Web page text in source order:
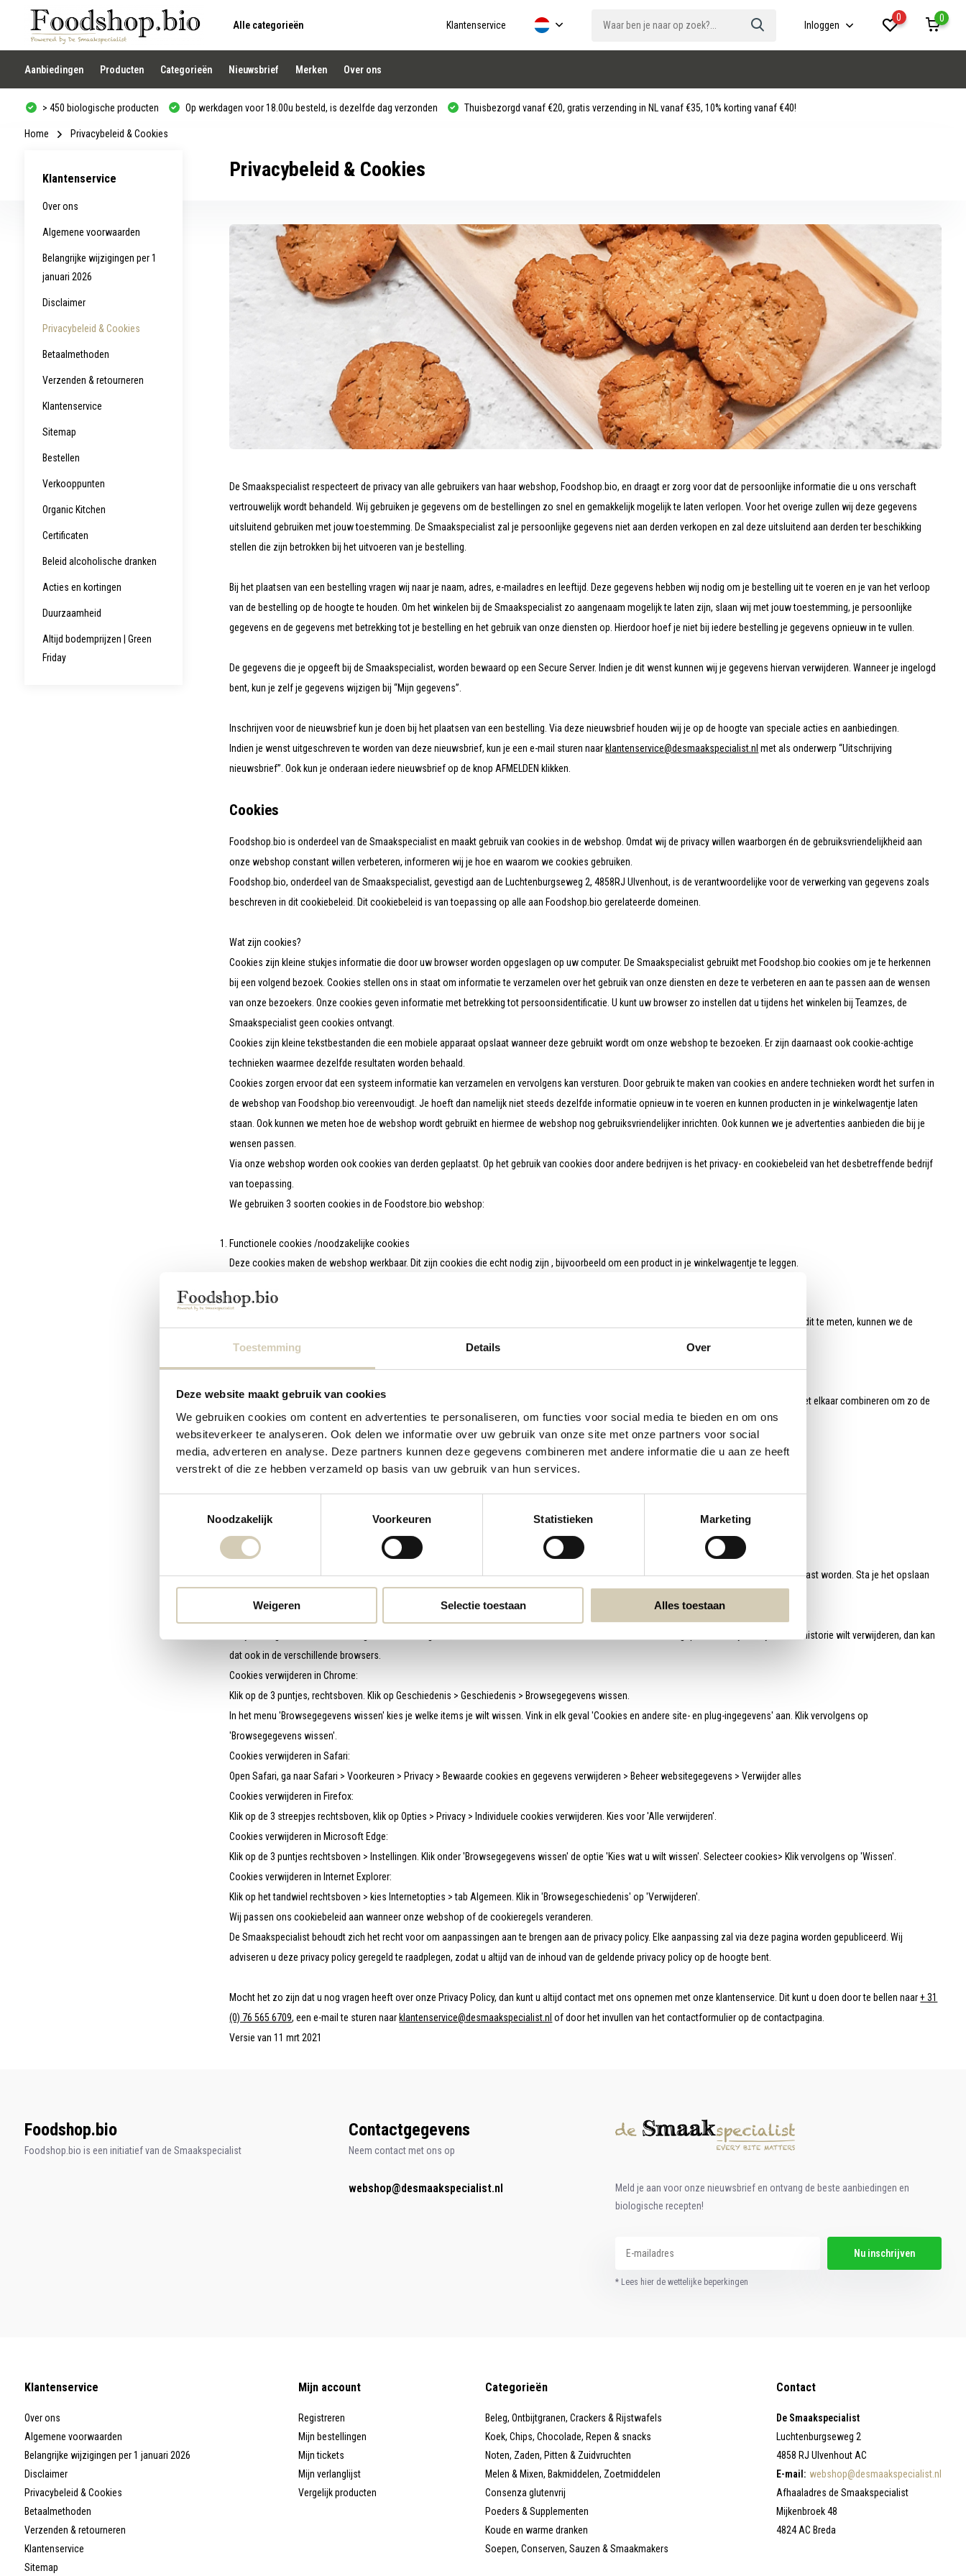
Toestemming Details Over
Deze website maakt gebruik van cookies
We gebruiken cookies om content en advertenties te personaliseren, om functies voor social media te bieden en om ons
websiteverkeer te analyseren. Ook delen we informatie over uw gebruik van onze site met onze partners voor social
media, adverteren en analyse. Deze partners kunnen deze gegevens combineren met andere informatie die u aan ze heeft
verstrekt of die ze hebben verzameld op basis van uw gebruik van hun services.
Noodzakelijk
Voorkeuren Statistieken Marketing
Weigeren Selectie toestaan Alles toestaan
Alle categorieën Klantenservice Inloggen
0
0
Gebruik
de
pijltjes
op
en
neer
een
resultaat
geselecteerde
gaan.
werkt,
swipetekens
Aanbiedingen Producten Categorieën Nieuwsbrief Merken Over ons
> 450 biologische producten Op werkdagen voor 18.00u besteld, is dezelfde dag verzonden Thuisbezorgd vanaf €20, gratis verzending in NL vanaf €35, 10% korting vanaf €40!
Home Privacybeleid & Cookies
Klantenservice
Over ons
Algemene voorwaarden
Belangrijke wijzigingen per 1
januari 2026
Disclaimer
Privacybeleid & Cookies
Betaalmethoden
Verzenden & retourneren
Klantenservice
Sitemap
Bestellen
Verkooppunten
Organic Kitchen
Certificaten
Beleid alcoholische dranken
Acties en kortingen
Duurzaamheid
Altijd bodemprijzen | Green
Friday
Privacybeleid & Cookies
De Smaakspecialist respecteert de privacy van alle gebruikers van haar webshop, Foodshop.bio, en draagt er zorg voor dat de persoonlijke informatie die u ons verschaft
vertrouwelijk wordt behandeld. Wij gebruiken je gegevens om de bestellingen zo snel en gemakkelijk mogelijk te laten verlopen. Voor het overige zullen wij deze gegevens
uitsluitend gebruiken met jouw toestemming. De Smaakspecialist zal je persoonlijke gegevens niet aan derden verkopen en zal deze uitsluitend aan derden ter beschikking
stellen die zijn betrokken bij het uitvoeren van je bestelling.
Bij het plaatsen van een bestelling vragen wij naar je naam, adres, e-mailadres en leeftijd. Deze gegevens hebben wij nodig om je bestelling uit te voeren en je van het verloop
van de bestelling op de hoogte te houden. Om het winkelen bij de Smaakspecialist zo aangenaam mogelijk te laten zijn, slaan wij met jouw toestemming, je persoonlijke
gegevens en de gegevens met betrekking tot je bestelling en het gebruik van onze diensten op. Hierdoor hoef je niet bij iedere bestelling je gegevens opnieuw in te vullen.
De gegevens die je opgeeft bij de Smaakspecialist, worden bewaard op een Secure Server. Indien je dit wenst kunnen wij je gegevens hiervan verwijderen. Wanneer je ingelogd
bent, kun je zelf je gegevens wijzigen bij “Mijn gegevens”.
Inschrijven voor de nieuwsbrief kun je doen bij het plaatsen van een bestelling. Via deze nieuwsbrief houden wij je op de hoogte van speciale acties en aanbiedingen.
Indien je wenst uitgeschreven te worden van deze nieuwsbrief, kun je een e-mail sturen naar klantenservice@desmaakspecialist.nl met als onderwerp “Uitschrijving
nieuwsbrief”. Ook kun je onderaan iedere nieuwsbrief op de knop AFMELDEN klikken.
Cookies
Foodshop.bio is onderdeel van de Smaakspecialist en maakt gebruik van cookies in de webshop. Omdat wij de privacy willen waarborgen én de gebruiksvriendelijkheid aan
onze webshop constant willen verbeteren, informeren wij je hoe en waarom we cookies gebruiken.
Foodshop.bio, onderdeel van de Smaakspecialist, gevestigd aan de Luchtenburgseweg 2, 4858RJ Ulvenhout, is de verantwoordelijke voor de verwerking van gegevens zoals
beschreven in dit cookiebeleid. Dit cookiebeleid is van toepassing op alle aan Foodshop.bio gerelateerde domeinen.
Wat zijn cookies?
Cookies zijn kleine stukjes informatie die door uw browser worden opgeslagen op uw computer. De Smaakspecialist gebruikt met Foodshop.bio cookies om je te herkennen
bij een volgend bezoek. Cookies stellen ons in staat om informatie te verzamelen over het gebruik van onze diensten en deze te verbeteren en aan te passen aan de wensen
van onze bezoekers. Onze cookies geven informatie met betrekking tot persoonsidentificatie. U kunt uw browser zo instellen dat u tijdens het winkelen bij Teamzes, de
Smaakspecialist geen cookies ontvangt.
Cookies zijn kleine tekstbestanden die een mobiele apparaat opslaat wanneer deze gebruikt wordt om onze webshop te bezoeken. Er zijn daarnaast ook cookie-achtige
technieken waarmee dezelfde resultaten worden behaald.
Cookies zorgen ervoor dat een systeem informatie kan verzamelen en vervolgens kan versturen. Door gebruik te maken van cookies en andere technieken wordt het surfen in
de webshop van Foodshop.bio vereenvoudigt. Je hoeft dan namelijk niet steeds dezelfde informatie opnieuw in te voeren en kunnen producten in je winkelwagentje laten
staan. Ook kunnen we meten hoe de webshop wordt gebruikt en hiermee de webshop nog gebruiksvriendelijker inrichten. Ook kunnen we je advertenties aanbieden die bij je
wensen passen.
Via onze webshop worden ook cookies van derden geplaatst. Op het gebruik van cookies door andere bedrijven is het privacy- en cookiebeleid van het desbetreffende bedrijf
van toepassing.
We gebruiken 3 soorten cookies in de Foodstore.bio webshop:
Functionele cookies /noodzakelijke cookies
Deze cookies maken de webshop werkbaar. Dit zijn cookies die echt nodig zijn , bijvoorbeeld om een product in je winkelwagentje te leggen.
Analytische cookies
Met analytische cookies verzamelen wij met hulp van derden (zoals Google en Hotjar) statistieken over hoe de webshop gebruikt wordt. Door dit te meten, kunnen we de
webshop blijven verbeteren.
Wijzelf en derde partijen kunnen marketingcookies plaatsen op onze webshop en visa versa. De informatie die we hieruit krijgen kunnen we met elkaar combineren om zo de
meest relevante content aan je te laten zien. Met deze marketingcookies houden we ook bij welke advertenties we aan je tonen.
De volgende partijen plaatsen via onze webshop cookies en/of overige technieken:
Google (zie Privacy Policy en Terms of Use van Google)
LinkedIn
Liever geen cookies?
Wil je geen cookies opslaan op je mobiele apparaat, dan kun je je browserinstellingen aanpassen. Voor iedere browser moet dat apart aangepast worden. Sta je het opslaan
Cookiehistorie verwijderen
Als je hebt gekozen om marketingcookies te weigeren, dan worden deze cookies vanaf dat moment niet meer geplaatst. Als je ook je cookiehistorie wilt verwijderen, dan kan
dat ook in de verschillende browsers.
Cookies verwijderen in Chrome:
Klik op de 3 puntjes, rechtsboven. Klik op Geschiedenis > Geschiedenis > Browsegegevens wissen.
In het menu 'Browsegegevens wissen' kies je welke items je wilt wissen. Vink in elk geval 'Cookies en andere site- en plug-ingegevens' aan. Klik vervolgens op
'Browsegegevens wissen'.
Cookies verwijderen in Safari:
Open Safari, ga naar Safari > Voorkeuren > Privacy > Bewaarde cookies en gegevens verwijderen > Beheer websitegegevens > Verwijder alles
Cookies verwijderen in Firefox:
Klik op de 3 streepjes rechtsboven, klik op Opties > Privacy > Individuele cookies verwijderen. Kies voor 'Alle verwijderen'.
Cookies verwijderen in Microsoft Edge:
Klik op de 3 puntjes rechtsboven > Instellingen. Klik onder 'Browsegegevens wissen' de optie 'Kies wat u wilt wissen'. Selecteer cookies> Klik vervolgens op 'Wissen'.
Cookies verwijderen in Internet Explorer:
Klik op het tandwiel rechtsboven > kies Internetopties > tab Algemeen. Klik in 'Browsegeschiedenis' op 'Verwijderen'.
Wij passen ons cookiebeleid aan wanneer onze webshop of de cookieregels veranderen.
De Smaakspecialist behoudt zich het recht voor om aanpassingen aan te brengen aan de privacy policy. Elke aanpassing zal via deze pagina worden gepubliceerd. Wij
adviseren u deze privacy policy geregeld te raadplegen, zodat u altijd van de inhoud van de geldende privacy policy op de hoogte bent.
Mocht het zo zijn dat u nog vragen heeft over onze Privacy Policy, dan kunt u altijd contact met ons opnemen met onze klantenservice. Dit kunt u doen door te bellen naar+ 31
(0) 76 565 6709, een e-mail te sturen naar klantenservice@desmaakspecialist.nl of door het invullen van het contactformulier op de contactpagina.
Versie van 11 mrt 2021
Foodshop.bio
Foodshop.bio is een initiatief van de Smaakspecialist
Contactgegevens
Neem contact met ons op
webshop@desmaakspecialist.nl
Meld je aan voor onze nieuwsbrief en ontvang de beste aanbiedingen en
biologische recepten!
Nu inschrijven
* Lees hier de wettelijke beperkingen
Klantenservice
Over ons
Algemene voorwaarden
Belangrijke wijzigingen per 1 januari 2026
Disclaimer
Privacybeleid & Cookies
Betaalmethoden
Verzenden & retourneren
Klantenservice
Sitemap
Mijn account
Registreren
Mijn bestellingen
Mijn tickets
Mijn verlanglijst
Vergelijk producten
Categorieën
Beleg, Ontbijtgranen, Crackers & Rijstwafels
Koek, Chips, Chocolade, Repen & snacks
Noten, Zaden, Pitten & Zuidvruchten
Melen & Mixen, Bakmiddelen, Zoetmiddelen
Consenza glutenvrij
Poeders & Supplementen
Koude en warme dranken
Soepen, Conserven, Sauzen & Smaakmakers
Contact
De Smaakspecialist
Luchtenburgseweg 2
4858 RJ Ulvenhout AC
E-mail: webshop@desmaakspecialist.nl
Afhaaladres de Smaakspecialist
Mijkenbroek 48
4824 AC Breda